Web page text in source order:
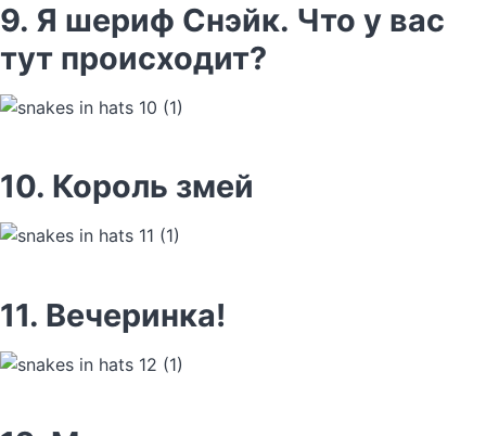
9. Я шериф Снэйк. Что у вас
тут происходит?
10. Король змей
11. Вечеринка!